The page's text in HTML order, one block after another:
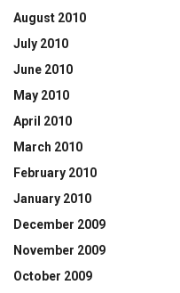
August 2010
July 2010
June 2010
May 2010
April 2010
March 2010
February 2010
January 2010
December 2009
November 2009
October 2009